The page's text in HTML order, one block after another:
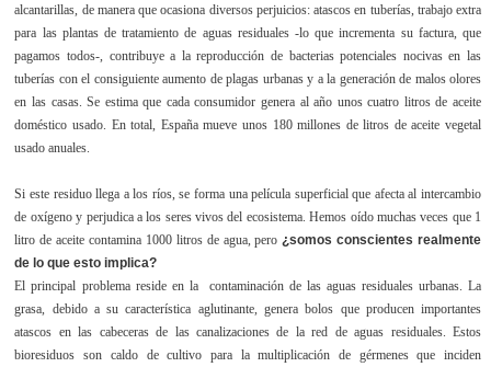
alcantarillas, de manera que ocasiona diversos perjuicios: atascos en tuberías, trabajo extra
para las plantas de tratamiento de aguas residuales -lo que incrementa su factura, que
pagamos todos-, contribuye a la reproducción de bacterias potenciales nocivas en las
tuberías con el consiguiente aumento de plagas urbanas y a la generación de malos olores
en las casas. Se estima que cada consumidor genera al año unos cuatro litros de aceite
doméstico usado. En total, España mueve unos 180 millones de litros de aceite vegetal
usado anuales.
Si este residuo llega a los ríos, se forma una película superficial que afecta al intercambio
de oxígeno y perjudica a los seres vivos del ecosistema. Hemos oído muchas veces que 1
litro de aceite contamina 1000 litros de agua, pero¿somos conscientes realmente
de lo que esto implica?
El principal problema reside en la contaminación de las aguas residuales urbanas. La
grasa, debido a su característica aglutinante, genera bolos que producen importantes
atascos en las cabeceras de las canalizaciones de la red de aguas residuales. Estos
bioresiduos son caldo de cultivo para la multiplicación de gérmenes que inciden